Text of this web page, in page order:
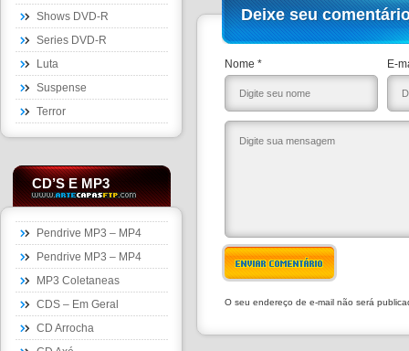
Shows DVD-R
Series DVD-R
Luta
Suspense
Terror
CD’S E MP3
Pendrive MP3 – MP4
Pendrive MP3 – MP4
MP3 Coletaneas
CDS – Em Geral
CD Arrocha
Deixe seu
Nome * E-
ENVIAR COMENTÁRIO
O seu endereço de e-mail não será